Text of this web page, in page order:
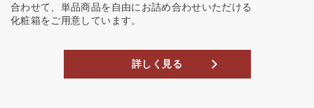
合わせて、単品商品を自由にお詰め合わせいただける
化粧箱をご用意しています。
詳しく見る